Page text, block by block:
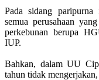
Pada sidang paripurna
semua perusahaan
perkebunan berupa
IUP.
Bahkan, dalam UU
tahun tidak